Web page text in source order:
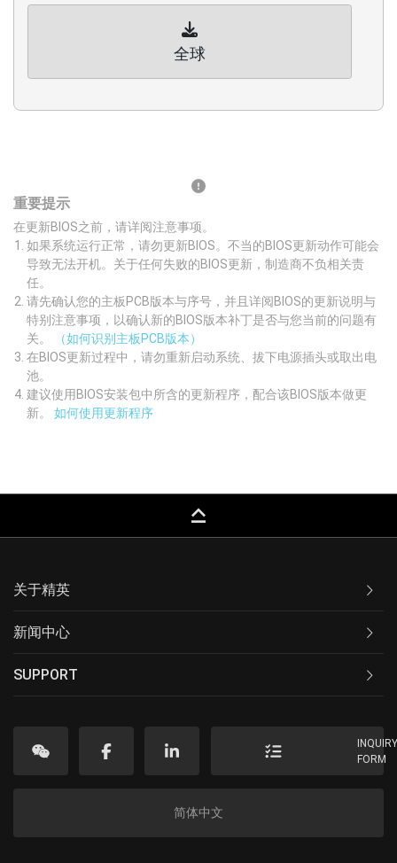
全球
重要提示
在更新BIOS之前，请详阅注意事项。
如果系统运行正常，请勿更新BIOS。不当的BIOS更新动作可能会
导致无法开机。关于任何失败的BIOS更新，制造商不负相关责
任。
请先确认您的主板PCB版本与序号，并且详阅BIOS的更新说明与
特别注意事项，以确认新的BIOS版本补丁是否与您当前的问题有
关。
（如何识别主板PCB版本）
在BIOS更新过程中，请勿重新启动系统、拔下电源插头或取出电
池。
建议使用BIOS安装包中所含的更新程序，配合该BIOS版本做更
新。 如何使用更新程序
keyboard_capslock
关于精英
新闻中心
SUPPORT
FORM
简体中文